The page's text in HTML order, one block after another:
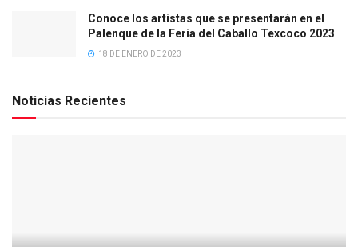
Conoce los artistas que se presentarán en el
Palenque de la Feria del Caballo Texcoco 2023
18 DE ENERO DE 2023
Noticias Recientes